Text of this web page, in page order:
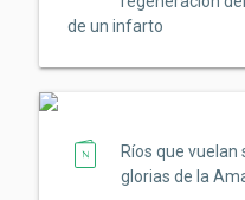
de un infarto
Ríos que
glorias de la